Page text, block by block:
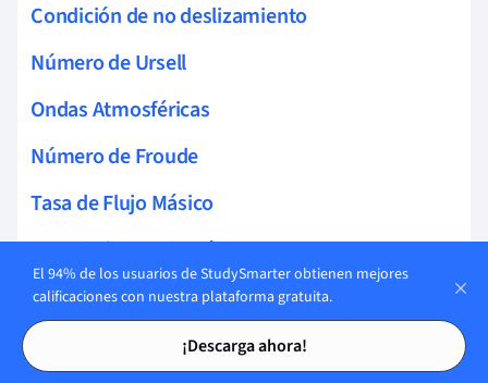
Tarjetas de estudio
Tarjetas de estudio
Condición de no deslizamiento
Número de Ursell
Ondas Atmosféricas
Número de Froude
Tasa de Flujo Másico
Tasa de flujo volumétrico
Volumen de Control
Potencial de Velocidad
El 94% de los usuarios de StudySmarter obtienen mejores
calificaciones con nuestra plataforma gratuita.
¡Descarga ahora!